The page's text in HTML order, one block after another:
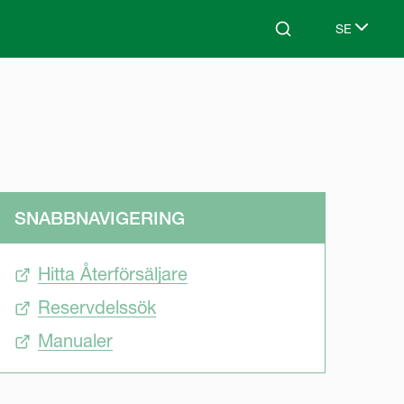
Search SE
Select
SNABBNAVIGERING
Hitta Återförsäljare
Reservdelssök
Manualer